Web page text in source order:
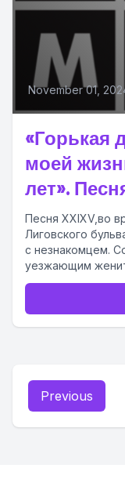
November 01,
«Горькая
моей
лет».
Песня XXIXV,во
Лиговского
с незнакомцем.
уезжающим
неподалеку. По...
Previous